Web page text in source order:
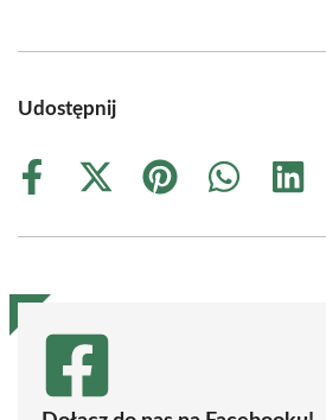
Udostępnij
Share
Share
(Twitter)
Share
Share
Share